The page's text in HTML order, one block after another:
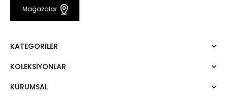
Mağazalar
KATEGORILER
Elbise
KOLEKSIYONLAR
Mert Aslan
KURUMSAL